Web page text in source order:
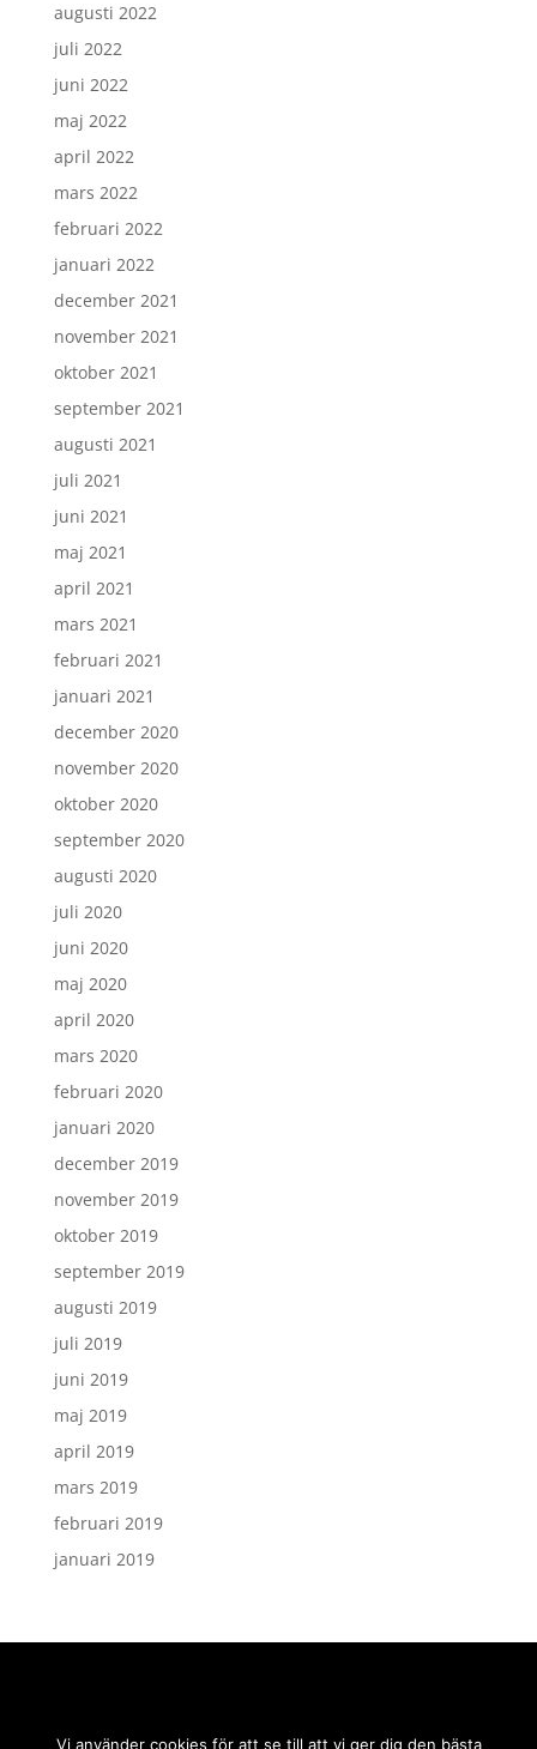
augusti 2022
juli 2022
juni 2022
maj 2022
april 2022
mars 2022
februari 2022
januari 2022
december 2021
november 2021
oktober 2021
september 2021
augusti 2021
juli 2021
juni 2021
maj 2021
april 2021
mars 2021
februari 2021
januari 2021
december 2020
november 2020
oktober 2020
september 2020
augusti 2020
juli 2020
juni 2020
maj 2020
april 2020
mars 2020
februari 2020
januari 2020
december 2019
november 2019
oktober 2019
september 2019
augusti 2019
juli 2019
juni 2019
maj 2019
april 2019
mars 2019
februari 2019
januari 2019
Vi använder cookies för att se till att vi ger dig den bästa